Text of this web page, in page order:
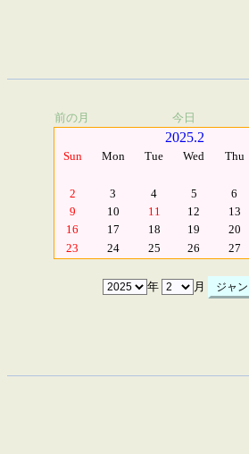
前の月 今日
2025.2
Sun Mon Tue Wed Thu
2
3 4 5 6
9
10 11 12 13
16
17 18 19 20
23
24 25 26 27
年 月